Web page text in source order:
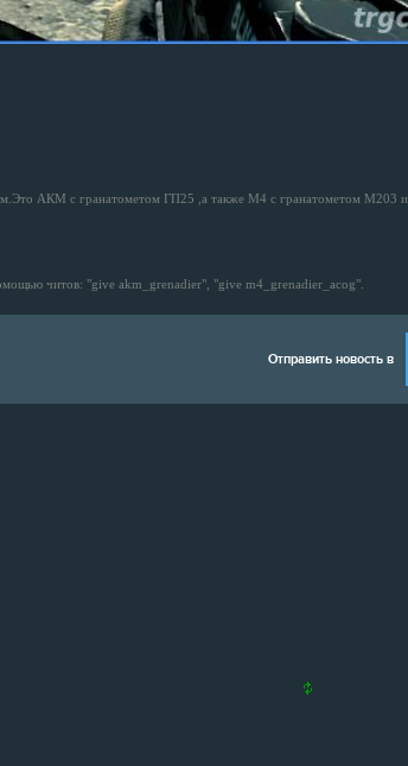
АКМ с гранатометом ГП25 ,а также М4 с гранатометом М203
читов: "give akm_grenadier", "give m4_grenadier_acog".
Отправить новость в